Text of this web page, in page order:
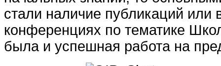
стали наличие публикаций или
конференциях по тематике
была и успешная работа на